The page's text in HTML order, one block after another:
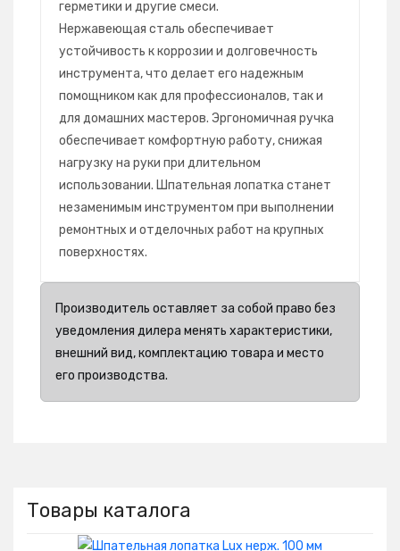
герметики и другие смеси.
Нержавеющая сталь обеспечивает
устойчивость к коррозии и долговечность
инструмента, что делает его надежным
помощником как для профессионалов, так и
для домашних мастеров. Эргономичная ручка
обеспечивает комфортную работу, снижая
нагрузку на руки при длительном
использовании. Шпательная лопатка станет
незаменимым инструментом при выполнении
ремонтных и отделочных работ на крупных
поверхностях.
Производитель оставляет за собой право без
уведомления дилера менять характеристики,
внешний вид, комплектацию товара и место
его производства.
Товары каталога